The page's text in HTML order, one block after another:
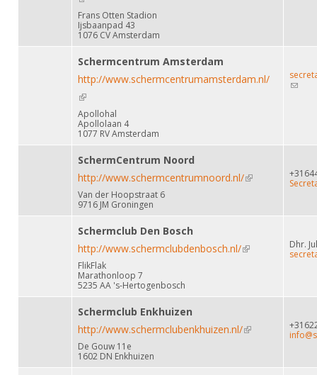
Frans Otten Stadion
Ijsbaanpad 43
1076 CV Amsterdam
Schermcentrum Amsterdam
http://www.schermcentrumamsterdam.nl/
(link is external)
Apollohal
Apollolaan 4
1077 RV Amsterdam
(link
SchermCentrum Noord
http://www.schermcentrumnoord.nl/(link is external)
Van der Hoopstraat 6
9716 JM Groningen
Schermclub Den Bosch
http://www.schermclubdenbosch.nl/(link is external)
FlikFlak
Marathonloop 7
5235 AA 's-Hertogenbosch
Dhr.
Schermclub Enkhuizen
http://www.schermclubenkhuizen.nl/(link is external)
De Gouw 11e
1602 DN Enkhuizen